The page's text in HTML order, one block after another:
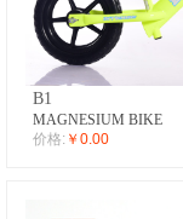
B1
MAGNESIUM BIKE
价格: ￥0.00